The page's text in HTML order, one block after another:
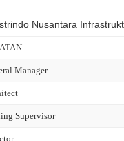
Nusantara
Manager
Supervisor